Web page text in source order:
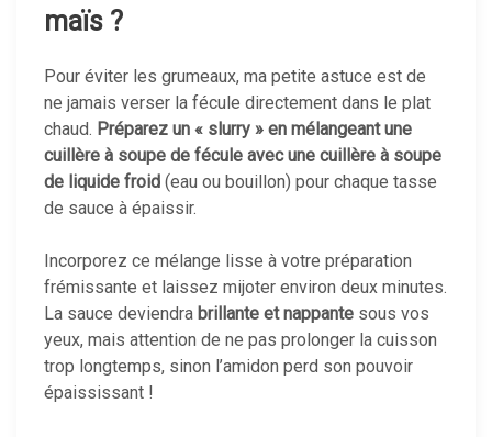
maïs ?
Pour éviter les grumeaux, ma petite astuce est de
ne jamais verser la fécule directement dans le plat
chaud. Préparez un « slurry » en mélangeant une
cuillère à soupe de fécule avec une cuillère à soupe
de liquide froid (eau ou bouillon) pour chaque tasse
de sauce à épaissir.
Incorporez ce mélange lisse à votre préparation
frémissante et laissez mijoter environ deux minutes.
La sauce deviendra brillante et nappante sous vos
yeux, mais attention de ne pas prolonger la cuisson
trop longtemps, sinon l’amidon perd son pouvoir
épaississant !